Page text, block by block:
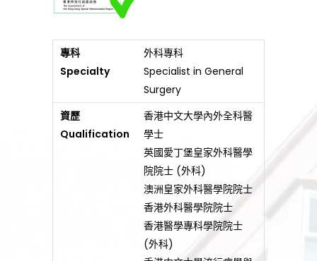
專科
Specialty
外科專科
Specialist in General
Surgery
資歷
Qualification
香港中文大學內外全科醫
學士
英國愛丁堡皇家外科醫學
院院士 (外科)
澳洲皇家外科醫學院院士
香港外科醫學院院士
香港醫學專科學院院士
(外科)